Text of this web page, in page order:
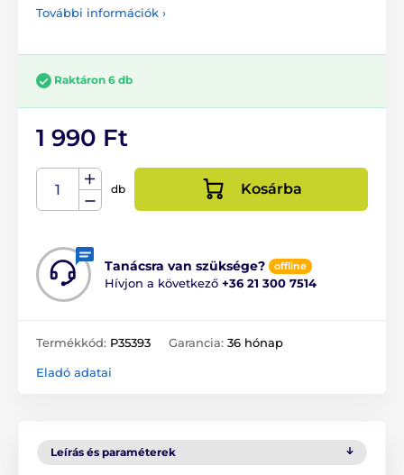
További információk ›
Raktáron 6 db
1 990 Ft
db Kosárba
Tanácsra van szüksége? offline
Hívjon a következő +36 21 300 7514
Termékkód: P35393 Garancia: 36 hónap
Eladó adatai
Leírás és paraméterek